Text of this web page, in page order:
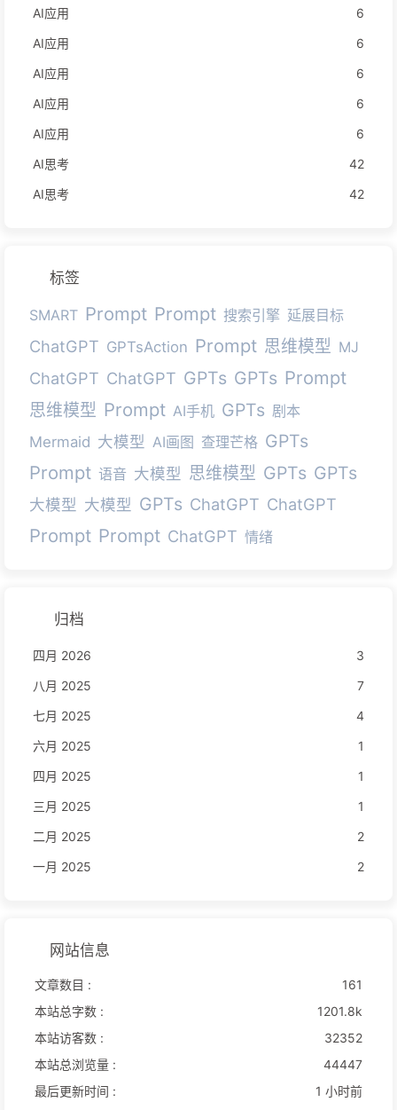
AI应用
6
AI应用
6
AI应用
6
AI应用
6
AI应用
6
AI思考
42
AI思考
42
标签
SMART Prompt Prompt 搜索引擎 延展目标
ChatGPT GPTsAction Prompt 思维模型 MJ
ChatGPT ChatGPT GPTs GPTs Prompt
思维模型 Prompt AI手机 GPTs 剧本
Mermaid 大模型 AI画图 查理芒格 GPTs
Prompt 语音 大模型 思维模型 GPTs GPTs
大模型 大模型 GPTs ChatGPT ChatGPT
Prompt Prompt ChatGPT 情绪
归档
四月 2026
3
八月 2025
7
七月 2025
4
六月 2025
1
四月 2025
1
三月 2025
1
二月 2025
2
一月 2025
2
网站信息
文章数目 :
161
本站总字数 :
1201.8k
本站访客数 :
32352
本站总浏览量 :
44447
最后更新时间 :
1 小时前